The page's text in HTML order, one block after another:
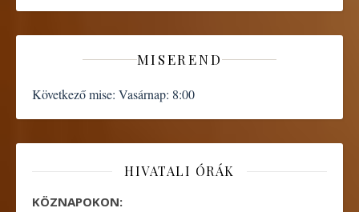
MISEREND
Következő mise: Vasárnap: 8:00
HIVATALI ÓRÁK
KÖZNAPOKON: